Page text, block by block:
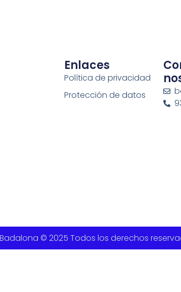
Enlaces
Política de privacidad
Protección de datos
© 2025 Todos los derechos